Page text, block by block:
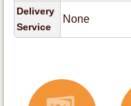
Delivery
Service
None